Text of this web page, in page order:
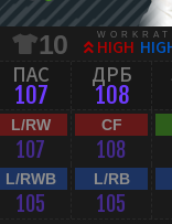
10 HIGH
ПАС
107
ДРБ
108
L/RW
107
CF
108
L/RWB
105
L/RB
105